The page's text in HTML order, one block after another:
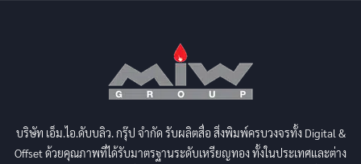
บริษัท เอ็ม.ไอ.ดับบลิว. กรุ๊ป จำกัด รับผลิตสื่อ สิ่งพิมพ์ครบวงจรทั้ง Digital &
Offset ด้วยคุณภาพที่ได้รับมาตรฐานระดับเหรียญทอง ทั้งในประเทศและต่าง